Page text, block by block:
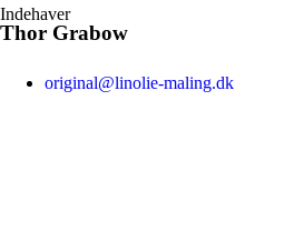
Indehaver
Thor Grabow
original@linolie-maling.dk